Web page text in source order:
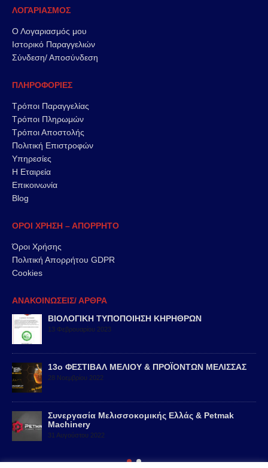
ΛΟΓΑΡΙΑΣΜΟΣ
Ο Λογαριασμός μου
Ιστορικό Παραγγελιών
Σύνδεση/ Αποσύνδεση
ΠΛΗΡΟΦΟΡΙΕΣ
Τρόποι Παραγγελίας
Τρόποι Πληρωμών
Τρόποι Αποστολής
Πολιτική Επιστροφών
Υπηρεσίες
Η Εταιρεία
Επικοινωνία
Blog
ΟΡΟΙ ΧΡΗΣΗ – ΑΠΟΡΡΗΤΟ
Όροι Χρήσης
Πολιτική Απορρήτου GDPR
Cookies
ΑΝΑΚΟΙΝΩΣΕΙΣ/ ΑΡΘΡΑ
ΒΙΟΛΟΓΙΚΗ ΤΥΠΟΠΟΙΗΣΗ ΚΗΡΗΘΡΩΝ
13 Φεβρουαρίου 2023
13ο ΦΕΣΤΙΒΑΛ ΜΕΛΙΟΥ & ΠΡΟΪΟΝΤΩΝ ΜΕΛΙΣΣΑΣ
28 Νοεμβρίου 2022
Συνεργασία Μελισσοκομικής Ελλάς & Petmak
Machinery
31 Αυγούστου 2022